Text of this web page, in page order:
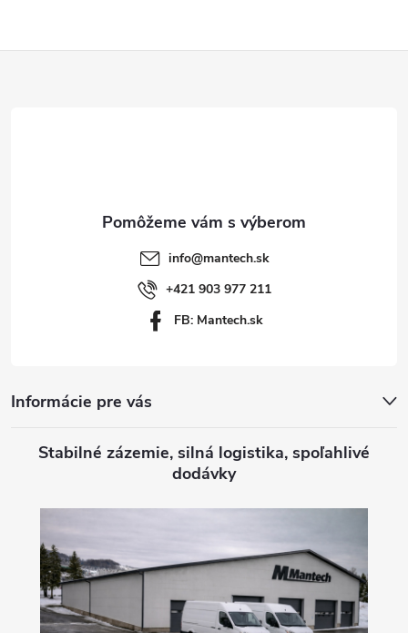
info@mantech.sk
+421 903 977 211
FB: Mantech.sk
Informácie pre vás
Stabilné zázemie, silná logistika, spoľahlivé
dodávky